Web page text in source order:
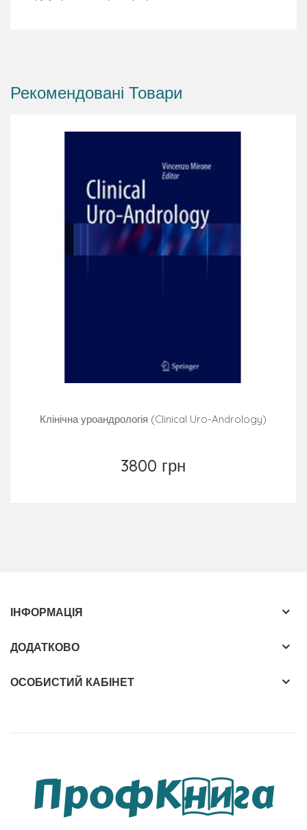
Рекомендовані Товари
Клінічна уроандрологія (Clinical Uro-Andrology)
3800 грн
ІНФОРМАЦІЯ
ДОДАТКОВО
ОСОБИСТИЙ КАБІНЕТ